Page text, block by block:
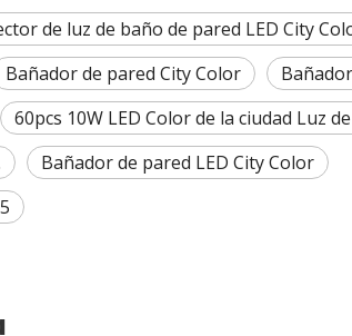
de luz de baño de pared LED City
Bañador de pared City Color
60pcs 10W LED Color de la ciudad Luz
Bañador de pared LED City Color